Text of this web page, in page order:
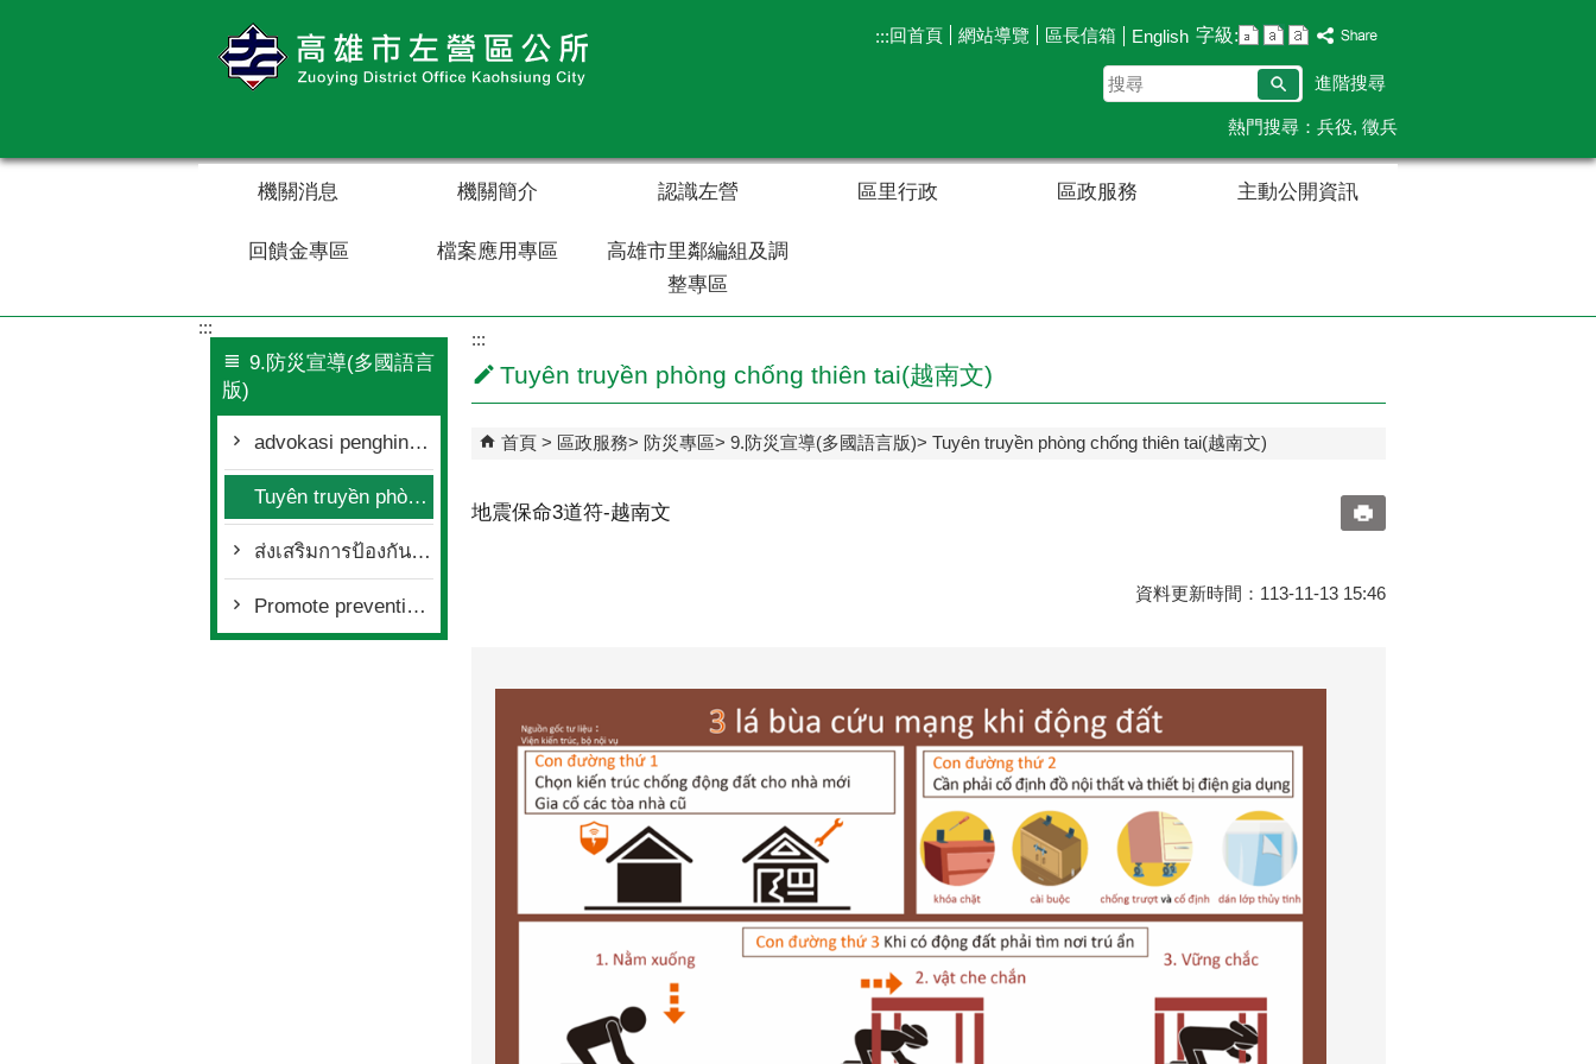
:::回首頁 網站導覽 區長信箱 English 字級:
搜
尋
進階搜尋
熱門搜尋： 兵役 徵兵
機關消息 機關簡介 認識左營 區里行政 區政服務 主動公開資訊
回饋金專區 檔案應用專區
高雄市里鄰編組及調
整專區
:::
9.防災宣導(多國語言
版)
advokasi penghindaran bencana(印尼文)
Tuyên truyền phòng chống thiên tai(越南文)
ส่งเสริมการป้องกันภัยพิบัติทางธรรมชาติ(泰文)
Promote prevention of natural disasters(英文)
:::
Tuyên truyền phòng chống thiên tai(越南文)
首頁 區政服務 防災專區 9.防災宣導(多國語言版) Tuyên truyền phòng chống thiên tai(越南文)
地震保命3道符-越南文
資料更新時間：113-11-13 15:46